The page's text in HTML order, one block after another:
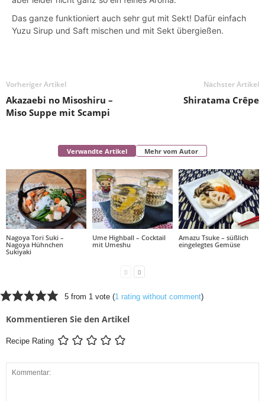
Das ganze funktioniert auch sehr gut mit Sekt! Dafür einfach
Yuzu Sirup und Saft mischen und mit Sekt übergießen.
Vorheriger Artikel
Akazaebi no Misoshiru –
Miso Suppe mit Scampi
Nächster Artikel
Shiratama Crêpe
Verwandte Artikel Mehr vom Autor
Nagoya Tori Suki –
Nagoya Hühnchen
Sukiyaki
Ume Highball – Cocktail
mit Umeshu
Amazu Tsuke – süßlich
eingelegtes Gemüse
5 from 1 vote (1 rating without comment)
Kommentieren Sie den Artikel
Recipe Rating